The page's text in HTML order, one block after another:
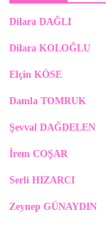
Dilara DAĞLI
Dilara KOLOĞLU
Elçin KÖSE
Damla TOMRUK
Şevval DAĞDELEN
İrem COŞAR
Serli HIZARCI
Zeynep GÜNAYDIN